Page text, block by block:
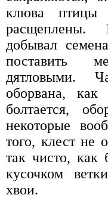
клюва
добывал
поставить
дятловыми.
оборвана, как
болтается,
некоторые
того, клест не
так чисто, как
кусочком
хвои.